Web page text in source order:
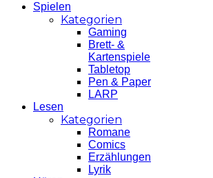
Spielen
Kategorien
Gaming
Brett- &
Kartenspiele
Tabletop
Pen & Paper
LARP
Lesen
Kategorien
Romane
Comics
Erzählungen
Lyrik